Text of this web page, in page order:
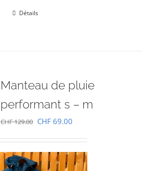
Détails
Manteau de pluie
performant s – m
CHF129.00 Le
initial
était :
CHF 69.00
actuel
est :